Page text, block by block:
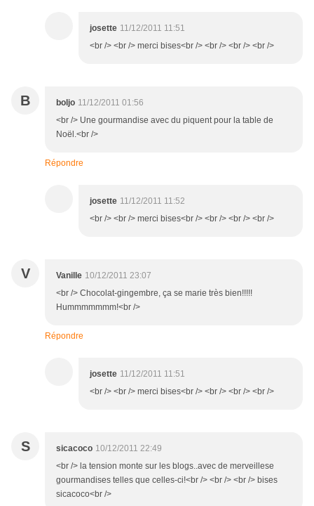
josette 11/12/2011 11:51
<br /> <br /> merci bises<br /> <br /> <br /> <br />
B boljo 11/12/2011 01:56
<br /> Une gourmandise avec du piquent pour la table de
Noël.<br />
Répondre
josette 11/12/2011 11:52
<br /> <br /> merci bises<br /> <br /> <br /> <br />
V Vanille 10/12/2011 23:07
<br /> Chocolat-gingembre, ça se marie très bien!!!!!
Hummmmmmm!<br />
Répondre
josette 11/12/2011 11:51
<br /> <br /> merci bises<br /> <br /> <br /> <br />
S sicacoco 10/12/2011 22:49
<br /> la tension monte sur les blogs..avec de merveillese
gourmandises telles que celles-ci!<br /> <br /> <br /> bises
sicacoco<br />